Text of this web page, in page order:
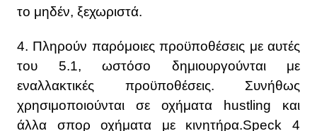
το μηδέν, ξεχωριστά.
4. Πληρούν παρόμοιες προϋποθέσεις με αυτές
του 5.1, ωστόσο δημιουργούνται με
εναλλακτικές προϋποθέσεις. Συνήθως
χρησιμοποιούνται σε οχήματα hustling και
άλλα σπορ οχήματα με κινητήρα.Speck 4